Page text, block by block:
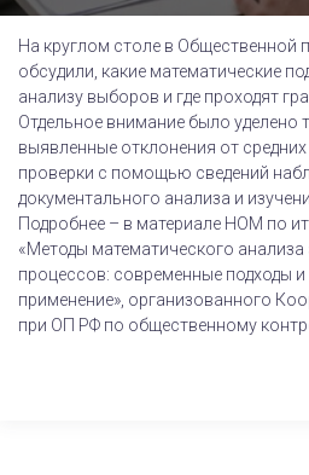
На круглом столе в Общественной
обсудили, какие математические
анализу выборов и где проходят
Отдельное внимание было
выявленные отклонения от
проверки с помощью сведений
документального анализа и
Подробнее – в материале НОМ по
«Методы математического
процессов: современные подходы и
применение», организованного
при ОП РФ по общественному